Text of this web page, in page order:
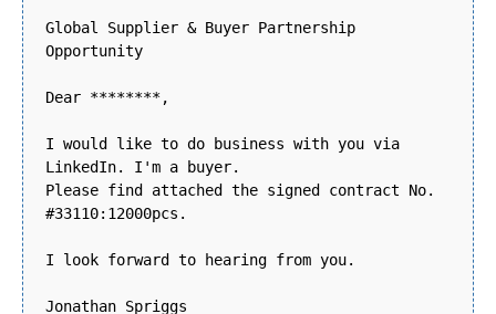
Global Supplier & Buyer Partnership
Opportunity
Dear ********,
I would like to do business with you via
LinkedIn. I'm a buyer.
Please find attached the signed contract No.
#33110:12000pcs.
I look forward to hearing from you.
Jonathan Spriggs